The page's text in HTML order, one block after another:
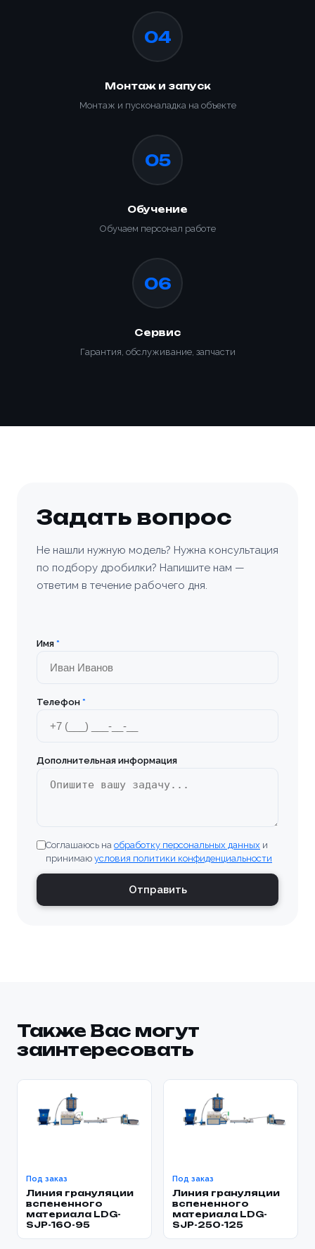
04
Монтаж и запуск
Монтаж и пусконаладка на объекте
05
Обучение
Обучаем персонал работе
06
Сервис
Гарантия, обслуживание, запчасти
Задать вопрос
Не нашли нужную модель? Нужна консультация
по подбору дробилки? Напишите нам —
ответим в течение рабочего дня.
Имя *
Телефон *
Дополнительная информация
Соглашаюсь на обработку персональных данных и
принимаю условия политики конфиденциальности
Отправить
Также Вас могут
заинтересовать
Под заказ
Линия грануляции
вспененного
материала LDG-
SJP-160-95
Под заказ
Линия грануляции
вспененного
материала LDG-
SJP-250-125
📎 Прикрепить реквизиты